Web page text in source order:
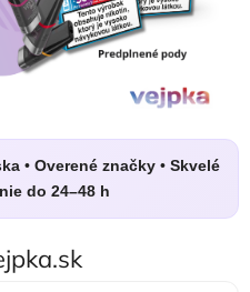
• Overené značky • Skvelé
do 24–48 h